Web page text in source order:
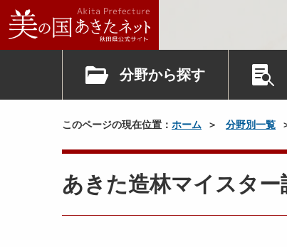
分野から探す
このページの現在位置： ホーム 分野別一覧
あきた造林マイスタ